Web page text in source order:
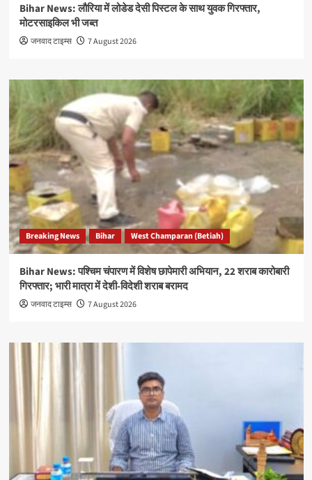
Bihar News: लौरिया में लोडेड देसी पिस्टल के साथ युवक गिरफ्तार,
मोटरसाइकिल भी जब्त
जनवाद टाइम्स 7 August 2026
Breaking News Bihar West Champaran (Betiah)
Bihar News: पश्चिम चंपारण में विशेष छापेमारी अभियान, 22 शराब कारोबारी
गिरफ्तार; भारी मात्रा में देशी-विदेशी शराब बरामद
जनवाद टाइम्स 7 August 2026